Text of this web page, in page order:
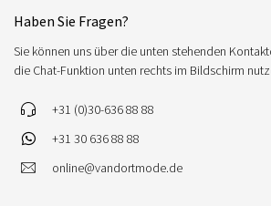
Haben Sie Fragen?
Sie können uns über die unten stehenden
die Chat-Funktion unten rechts im Bildschirm
+31 (0)30-636 88 88
+31 30 636 88 88
online@vandortmode.de